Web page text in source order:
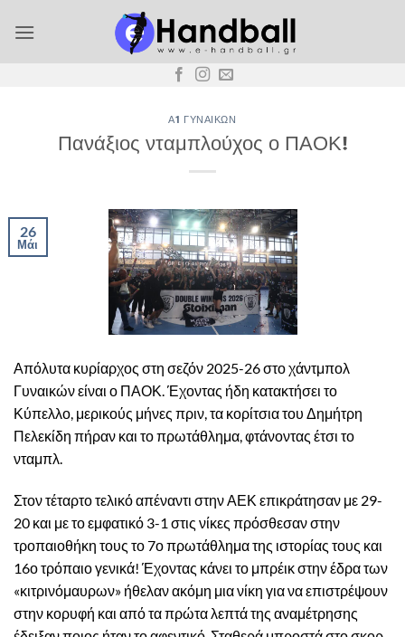
στο
Α1 ΓΥΝΑΙΚΏΝ
Πανάξιος νταμπλούχος ο ΠΑΟΚ!
26
Μάι
Απόλυτα κυρίαρχος στη σεζόν 2025-26 στο χάντμπολ
Γυναικών είναι ο ΠΑΟΚ. Έχοντας ήδη κατακτήσει το
Κύπελλο, μερικούς μήνες πριν, τα κορίτσια του Δημήτρη
Πελεκίδη πήραν και το πρωτάθλημα, φτάνοντας έτσι το
νταμπλ.
Στον τέταρτο τελικό απέναντι στην ΑΕΚ επικράτησαν με 29-
20 και με το εμφατικό 3-1 στις νίκες πρόσθεσαν στην
τροπαιοθήκη τους το 7ο πρωτάθλημα της ιστορίας τους και
16ο τρόπαιο γενικά! Έχοντας κάνει το μπρέικ στην έδρα των
«κιτρινόμαυρων» ήθελαν ακόμη μια νίκη για να επιστρέψουν
στην κορυφή και από τα πρώτα λεπτά της αναμέτρησης